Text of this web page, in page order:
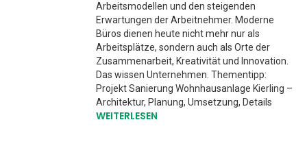
Arbeitsmodellen und den steigenden
Erwartungen der Arbeitnehmer. Moderne
Büros dienen heute nicht mehr nur als
Arbeitsplätze, sondern auch als Orte der
Zusammenarbeit, Kreativität und Innovation.
Das wissen Unternehmen. Thementipp:
Projekt Sanierung Wohnhausanlage Kierling –
Architektur, Planung, Umsetzung, Details
WEITERLESEN